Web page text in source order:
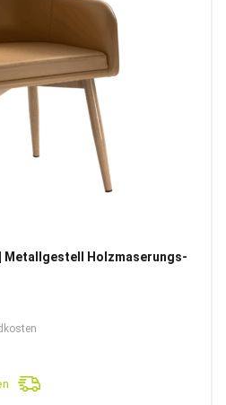
Metallgestell Holzmaserungs-